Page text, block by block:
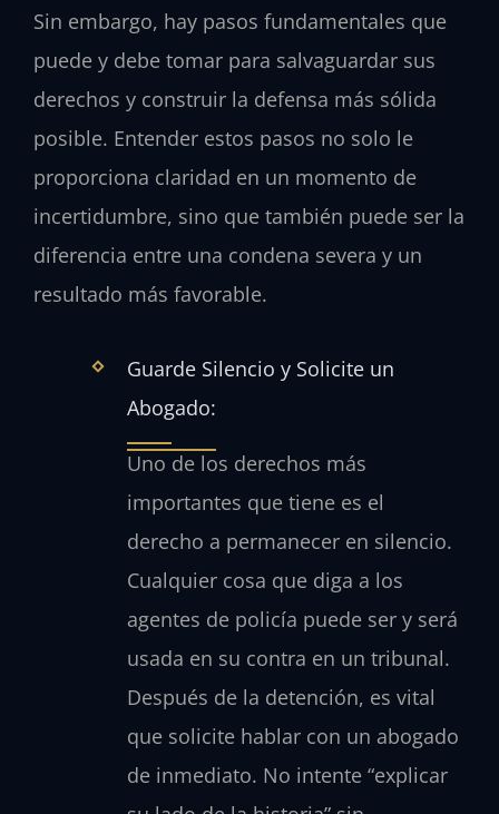
Sin embargo, hay pasos fundamentales que
puede y debe tomar para salvaguardar sus
derechos y construir la defensa más sólida
posible. Entender estos pasos no solo le
proporciona claridad en un momento de
incertidumbre, sino que también puede ser la
diferencia entre una condena severa y un
resultado más favorable.
Guarde Silencio y Solicite un
Abogado:
Uno de los derechos más
importantes que tiene es el
derecho a permanecer en silencio.
Cualquier cosa que diga a los
agentes de policía puede ser y será
usada en su contra en un tribunal.
Después de la detención, es vital
que solicite hablar con un abogado
de inmediato. No intente “explicar